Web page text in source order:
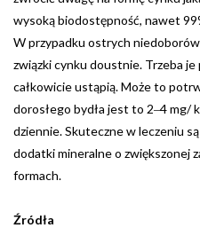
wysoką biodostępność, nawet
W przypadku ostrych
związki cynku doustnie. Trzeba
całkowicie ustąpią. Może to
dorosłego bydła jest to 2‒4 mg/
dziennie. Skuteczne w leczeniu
dodatki mineralne o zwiększonej
formach.
Źródła